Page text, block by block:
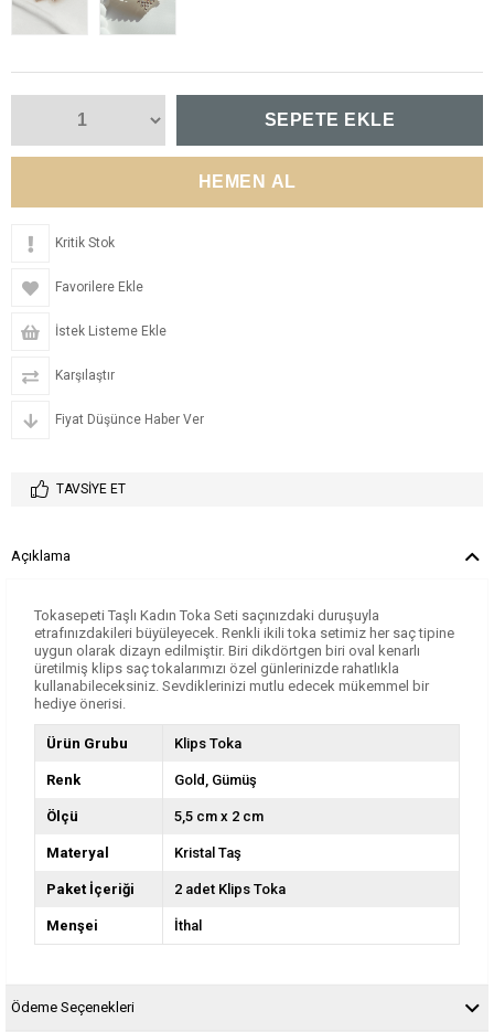
Kritik Stok
Favorilere Ekle
İstek Listeme Ekle
Karşılaştır
Fiyat Düşünce Haber Ver
TAVSIYE ET
Açıklama
Tokasepeti Taşlı Kadın Toka Seti saçınızdaki duruşuyla
etrafınızdakileri büyüleyecek. Renkli ikili toka setimiz her saç tipine
uygun olarak dizayn edilmiştir. Biri dikdörtgen biri oval kenarlı
üretilmiş klips saç tokalarımızı özel günlerinizde rahatlıkla
kullanabileceksiniz. Sevdiklerinizi mutlu edecek mükemmel bir
hediye önerisi.
Ürün Grubu Klips Toka
Renk Gold Gümüş
Ölçü 5,5 cm x 2 cm
Materyal Kristal Taş
Paket İçeriği 2 adet Klips Toka
Menşei İthal
Ödeme Seçenekleri